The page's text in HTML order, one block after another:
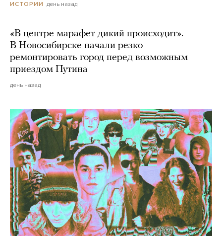
ИСТОРИИ день назад
«В центре марафет дикий происходит».
В Новосибирске начали резко
ремонтировать город перед возможным
приездом Путина
день назад